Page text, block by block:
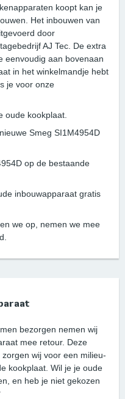
koopt kan je
Het inbouwen van
door
AJ Tec. De extra
eenvoudig aan bovenaan
in het winkelmandje hebt
je voor onze
oude kookplaat.
Smeg SI1M4954D
op de bestaande
inbouwapparaat gratis
we op, nemen we mee
bezorgen nemen wij
mee retour. Deze
wij voor een milieu-
kookplaat. Wil je je oude
en heb je niet gekozen